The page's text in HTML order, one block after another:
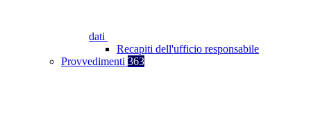
dati
Recapiti dell'ufficio responsabile
Provvedimenti 363